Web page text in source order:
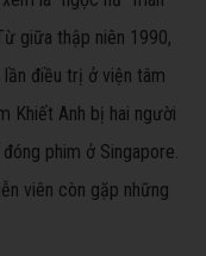
giữa thập niên 1990,
lần điều trị ở viện tâm
Khiết Anh bị hai người
phim ở Singapore.
viên còn gặp những